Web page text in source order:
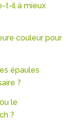
t-il à mieux
couleur pour
épaules
?
le
?